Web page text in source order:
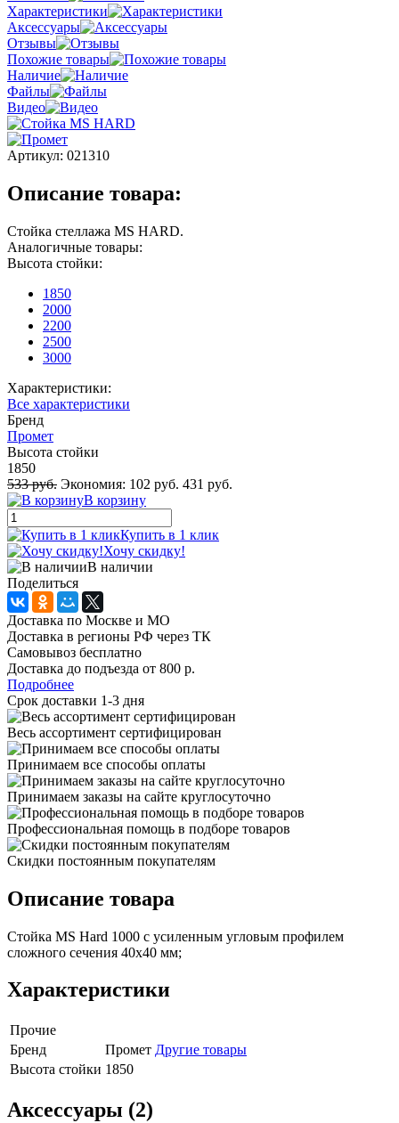
Характеристики
Аксессуары
Отзывы
Похожие товары
Наличие
Файлы
Видео
Артикул: 021310
Описание товара:
Стойка стеллажа MS HARD.
Аналогичные товары:
Высота стойки:
1850
2000
2200
2500
3000
Характеристики:
Все характеристики
Бренд
Промет
Высота стойки
1850
533 руб. Экономия: 102 руб. 431 руб.
В корзину
Купить в 1 клик
Хочу скидку!
В наличии
Поделиться
Доставка по Москве и МО
Доставка в регионы РФ через ТК
Самовывоз бесплатно
Доставка до подъезда от 800 р.
Подробнее
Срок доставки 1-3 дня
Весь ассортимент сертифицирован
Принимаем все способы оплаты
Принимаем заказы на сайте круглосуточно
Профессиональная помощь в подборе товаров
Скидки постоянным покупателям
Описание товара
Стойка MS Hard 1000 с усиленным угловым профилем
сложного сечения 40х40 мм;
Характеристики
Прочие
Бренд
Промет Другие товары
Высота стойки 1850
Аксессуары (2)